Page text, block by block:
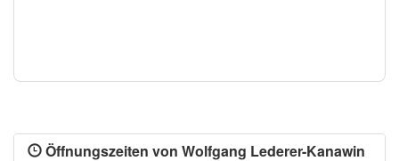
Öffnungszeiten von Wolfgang Lederer-Kanawin